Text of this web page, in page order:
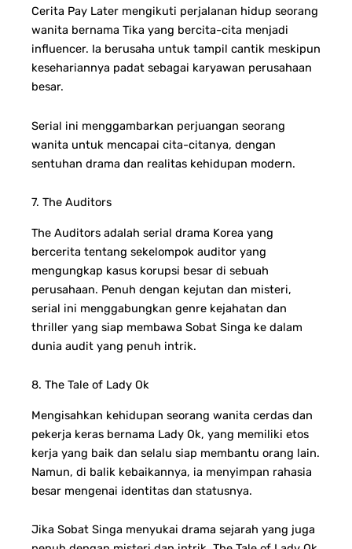
Cerita Pay Later mengikuti perjalanan hidup seorang
wanita bernama Tika yang bercita-cita menjadi
influencer. Ia berusaha untuk tampil cantik meskipun
kesehariannya padat sebagai karyawan perusahaan
besar.
Serial ini menggambarkan perjuangan seorang
wanita untuk mencapai cita-citanya, dengan
sentuhan drama dan realitas kehidupan modern.
7. The Auditors
The Auditors adalah serial drama Korea yang
bercerita tentang sekelompok auditor yang
mengungkap kasus korupsi besar di sebuah
perusahaan. Penuh dengan kejutan dan misteri,
serial ini menggabungkan genre kejahatan dan
thriller yang siap membawa Sobat Singa ke dalam
dunia audit yang penuh intrik.
8. The Tale of Lady Ok
Mengisahkan kehidupan seorang wanita cerdas dan
pekerja keras bernama Lady Ok, yang memiliki etos
kerja yang baik dan selalu siap membantu orang lain.
Namun, di balik kebaikannya, ia menyimpan rahasia
besar mengenai identitas dan statusnya.
Jika Sobat Singa menyukai drama sejarah yang juga